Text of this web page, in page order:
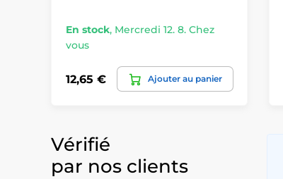
En stock, Mercredi 12. 8. Chez
vous
12,65 € Ajouter au panier
Vérifié
par nos clients